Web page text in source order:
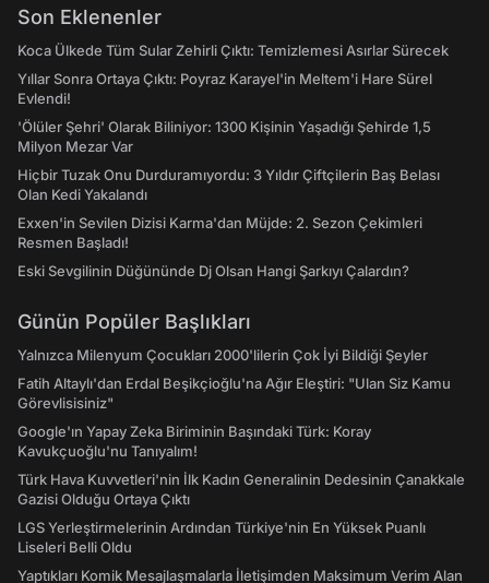
Son Eklenenler
Koca Ülkede Tüm Sular Zehirli Çıktı: Temizlemesi Asırlar Sürecek
Yıllar Sonra Ortaya Çıktı: Poyraz Karayel'in Meltem'i Hare Sürel
Evlendi!
'Ölüler Şehri' Olarak Biliniyor: 1300 Kişinin Yaşadığı Şehirde 1,5
Milyon Mezar Var
Hiçbir Tuzak Onu Durduramıyordu: 3 Yıldır Çiftçilerin Baş Belası
Olan Kedi Yakalandı
Exxen'in Sevilen Dizisi Karma'dan Müjde: 2. Sezon Çekimleri
Resmen Başladı!
Eski Sevgilinin Düğününde Dj Olsan Hangi Şarkıyı Çalardın?
Günün Popüler Başlıkları
Yalnızca Milenyum Çocukları 2000'lilerin Çok İyi Bildiği Şeyler
Fatih Altaylı'dan Erdal Beşikçioğlu'na Ağır Eleştiri: "Ulan Siz Kamu
Görevlisisiniz"
Google'ın Yapay Zeka Biriminin Başındaki Türk: Koray
Kavukçuoğlu'nu Tanıyalım!
Türk Hava Kuvvetleri'nin İlk Kadın Generalinin Dedesinin Çanakkale
Gazisi Olduğu Ortaya Çıktı
LGS Yerleştirmelerinin Ardından Türkiye'nin En Yüksek Puanlı
Liseleri Belli Oldu
Yaptıkları Komik Mesajlaşmalarla İletişimden Maksimum Verim Alan